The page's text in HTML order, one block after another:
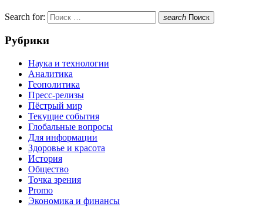
Search for: search Поиск
Рубрики
Наука и технологии
Аналитика
Геополитика
Пресс-релизы
Пёстрый мир
Текущие события
Глобальные вопросы
Для информации
Здоровье и красота
История
Общество
Точка зрения
Promo
Экономика и финансы